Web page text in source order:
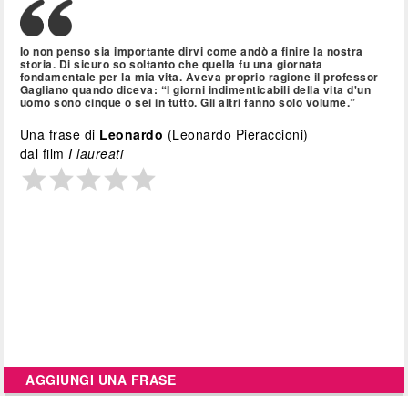
Io non penso sia importante dirvi come andò a finire la nostra
storia. Di sicuro so soltanto che quella fu una giornata
fondamentale per la mia vita. Aveva proprio ragione il professor
Gagliano quando diceva: “I giorni indimenticabili della vita d'un
uomo sono cinque o sei in tutto. Gli altri fanno solo volume.”
Una frase di Leonardo (Leonardo Pieraccioni)
dal filmI laureati
AGGIUNGI UNA FRASE